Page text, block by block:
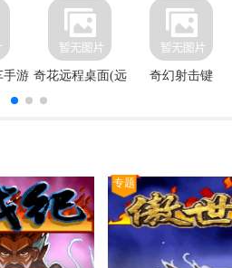
手游 奇花远程桌面(远
奇幻射击键
专题